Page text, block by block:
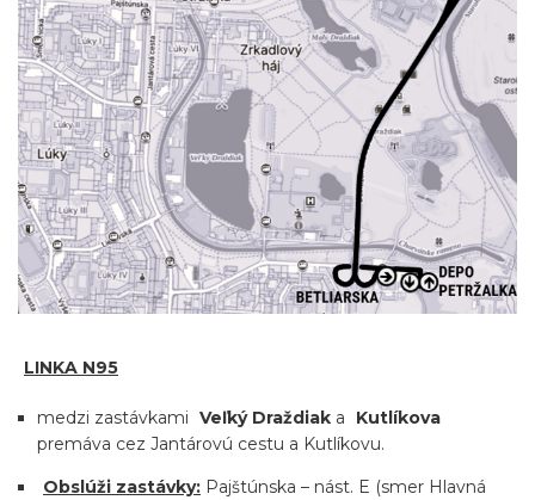
LINKA N95
medzi zastávkami Veľký Draždiak a
Kutlíkova
premáva cez Jantárovú cestu a Kutlíkovu.
Obslúži zastávky: Pajštúnska – nást. E (smer Hlavná